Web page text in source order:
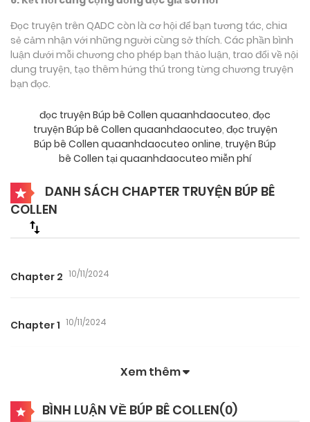
Đọc truyện trên QADC còn là cơ hội để bạn tương tác, chia
sẻ cảm nhận với những người cùng sở thích. Các phần bình
luận dưới mỗi chương cho phép bạn thảo luận, trao đổi về nội
dung truyện, tạo thêm hứng thú trong từng chương truyện
bạn đọc.
đọc truyện Búp bê Collen quaanhdaocuteo, đọc
truyện Búp bê Collen quaanhdaocuteo, đọc truyện
Búp bê Collen quaanhdaocuteo online, truyện Búp
bê Collen tại quaanhdaocuteo miễn phí
DANH SÁCH CHAPTER TRUYỆN BÚP BÊ
COLLEN
Chapter 2 10/11/2024
Chapter 1 10/11/2024
Xem thêm
BÌNH LUẬN VỀ BÚP BÊ COLLEN(0)